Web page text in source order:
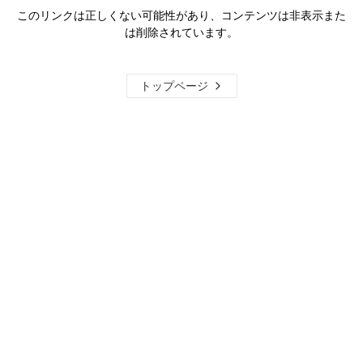
このリンクは正しくない可能性があり、コンテンツは非表示また
は削除されています。
トップページ